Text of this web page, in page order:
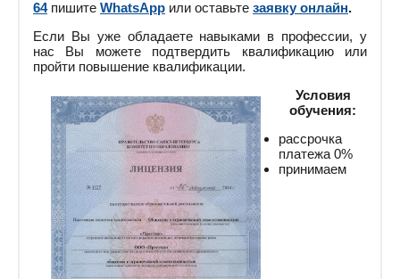
64пишите WhatsApp или оставьте заявку онлайн.
Если Вы уже обладаете навыками в профессии, у
нас Вы можете подтвердить квалификацию или
пройти повышение квалификации.
Условия
обучения:
рассрочка
платежа 0%
принимаем